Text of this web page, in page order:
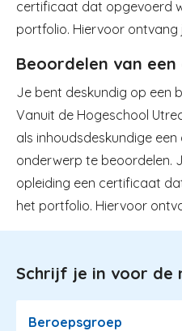
certificaat dat opgevoerd
portfolio. Hiervoor ontvang
Beoordelen van
Je bent deskundig op een
Vanuit de Hogeschool
als inhoudsdeskundige
onderwerp te beoordelen.
opleiding een certificaat
het portfolio. Hiervoor
Image
Schrijf je in voor de
Beroepsgroep